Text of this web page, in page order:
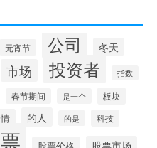
元宵节 公司 冬天
市场 投资者 指数
春节期间 是一个 板块
的人 的是 科技
股票市场